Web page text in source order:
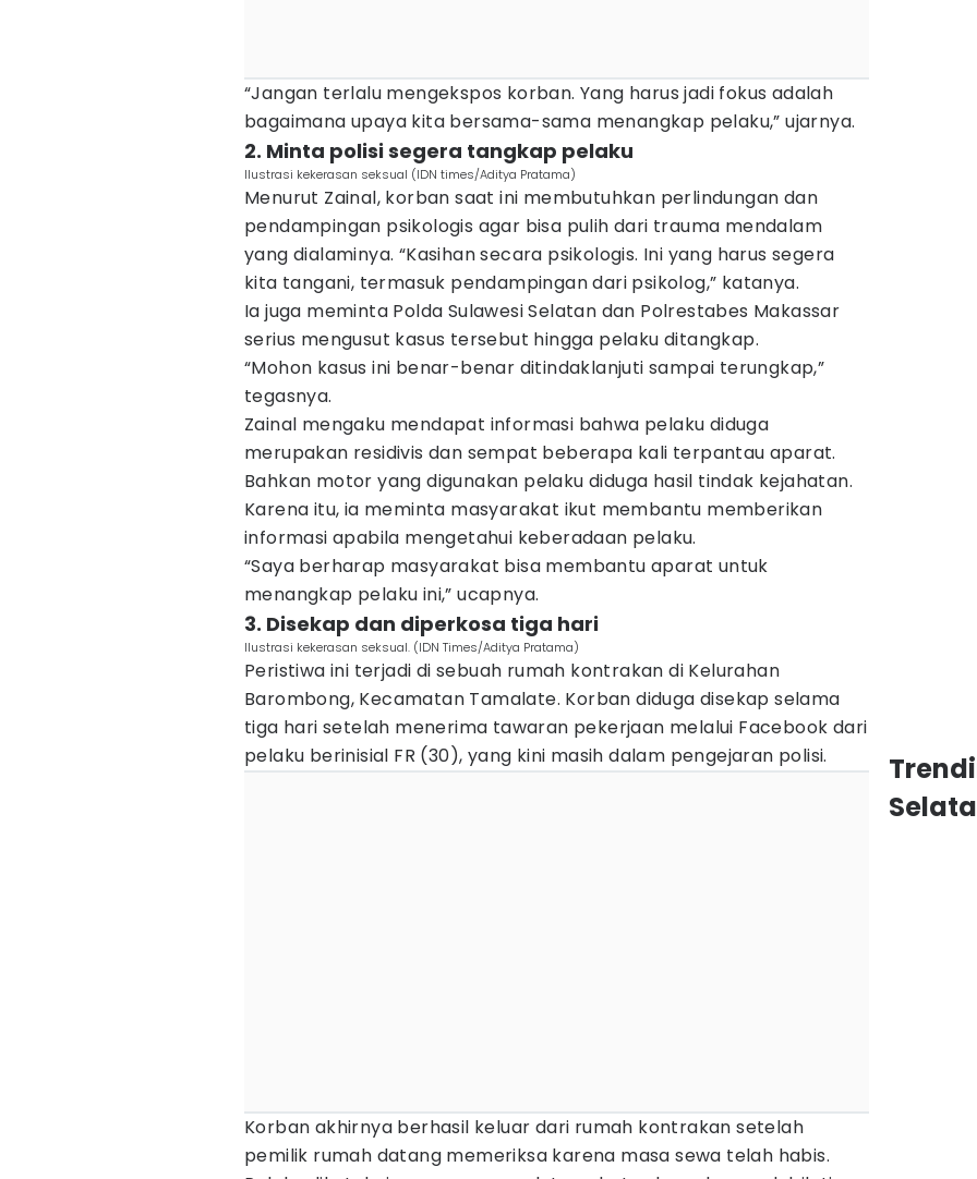
“Jangan terlalu mengekspos korban. Yang harus jadi fokus adalah
bagaimana upaya kita bersama-sama menangkap pelaku,” ujarnya.
2. Minta polisi segera tangkap pelaku
Ilustrasi kekerasan seksual (IDN times/Aditya Pratama)
Menurut Zainal, korban saat ini membutuhkan perlindungan dan
pendampingan psikologis agar bisa pulih dari trauma mendalam
yang dialaminya. “Kasihan secara psikologis. Ini yang harus segera
kita tangani, termasuk pendampingan dari psikolog,” katanya.
Ia juga meminta Polda Sulawesi Selatan dan Polrestabes Makassar
serius mengusut kasus tersebut hingga pelaku ditangkap.
“Mohon kasus ini benar-benar ditindaklanjuti sampai terungkap,”
tegasnya.
Zainal mengaku mendapat informasi bahwa pelaku diduga
merupakan residivis dan sempat beberapa kali terpantau aparat.
Bahkan motor yang digunakan pelaku diduga hasil tindak kejahatan.
Karena itu, ia meminta masyarakat ikut membantu memberikan
informasi apabila mengetahui keberadaan pelaku.
“Saya berharap masyarakat bisa membantu aparat untuk
menangkap pelaku ini,” ucapnya.
3. Disekap dan diperkosa tiga hari
Ilustrasi kekerasan seksual. (IDN Times/Aditya Pratama)
Peristiwa ini terjadi di sebuah rumah kontrakan di Kelurahan
Barombong, Kecamatan Tamalate. Korban diduga disekap selama
tiga hari setelah menerima tawaran pekerjaan melalui Facebook dari
pelaku berinisial FR (30), yang kini masih dalam pengejaran polisi.
Korban akhirnya berhasil keluar dari rumah kontrakan setelah
pemilik rumah datang memeriksa karena masa sewa telah habis.